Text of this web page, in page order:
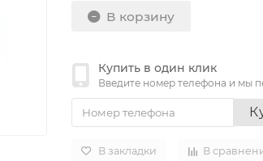
В корзину
Купить в один клик
Введите номер телефона и мы
В закладки В